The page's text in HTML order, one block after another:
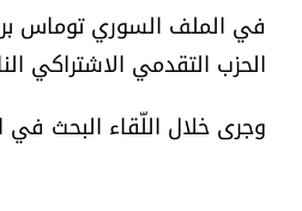
في الملف السوري توماس
الحزب التقدمي الاشتراكي
وجرى خلال اللّقاء البحث